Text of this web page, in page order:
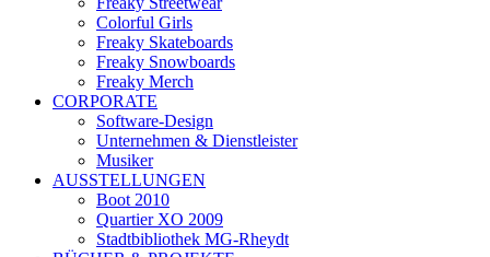
Colorful Girls
Freaky Skateboards
Freaky Snowboards
Freaky Merch
CORPORATE
Software-Design
Unternehmen & Dienstleister
Musiker
AUSSTELLUNGEN
Boot 2010
Quartier XO 2009
Stadtbibliothek MG-Rheydt